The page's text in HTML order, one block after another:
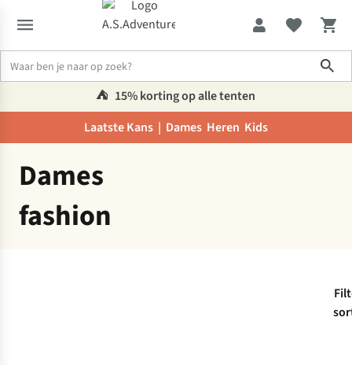
⛺️ 15% korting op alle tenten
Laatste Kans | Dames Heren Kids
DamesDames
fashion